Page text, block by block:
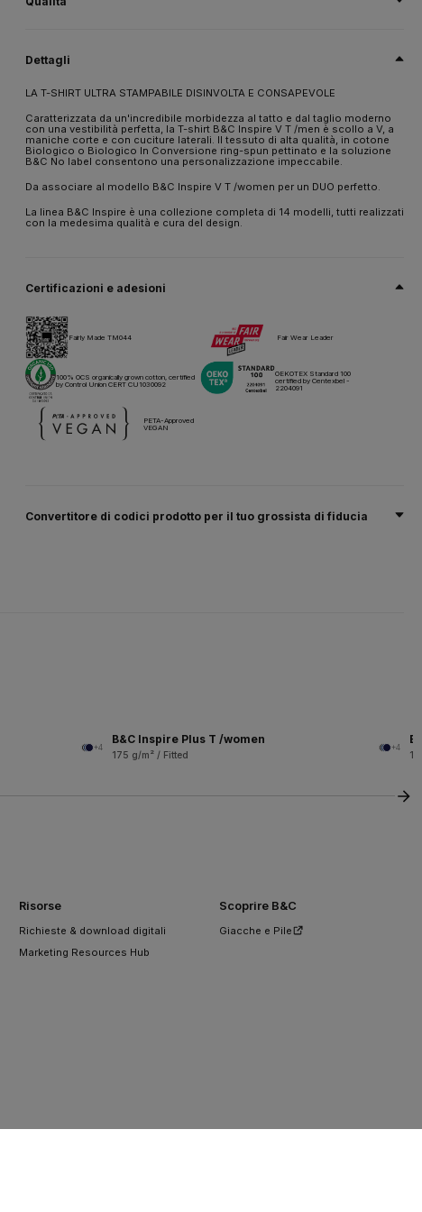
Taglia
140 g/m²
Imballaggio
10 pz/pacco & 50 pz/cartone
Istruzioni di lavaggio
Dettagli
LA T-SHIRT ULTRA STAMPABILE DISINVOLTA E CONSAPEVOLE
Caratterizzata da un'incredibile morbidezza al tatto e dal taglio moderno
con una vestibilità perfetta, la T-shirt B&C Inspire V T /men è scollo a V, a
maniche corte e con cuciture laterali. Il tessuto di alta qualità, in cotone
Biologico o Biologico In Conversione ring-spun pettinato e la soluzione
B&C No label consentono una personalizzazione impeccabile.
Da associare al modello B&C Inspire V T /women per un DUO perfetto.
La linea B&C Inspire è una collezione completa di 14 modelli, tutti realizzati
con la medesima qualità e cura del design.
Certificazioni e adesioni
Fairly Made TM044 Fair Wear Leader
100% OCS organically grown cotton, certified
by Control Union CERT CU1030092
OEKOTEX Standard 100
certified by Centexbel -
2204091
PETA-Approved
VEGAN
Convertitore di codici prodotto per il tuo grossista di fiducia
+4
B&C Inspire Plus T /women
175 g/m² / Fitted
+4
Risorse
Richieste & download digitali
Marketing Resources Hub
Scoprire B&C
Giacche e Pile